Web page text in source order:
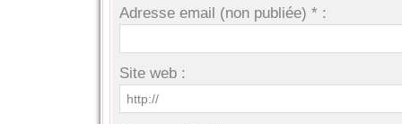
Adresse email (non publiée) * :
Site web :